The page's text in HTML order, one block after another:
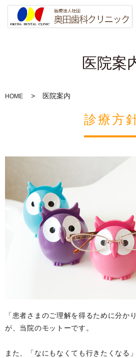
医院案
HOME 医院案内
診療方
「患者さまのご理解を得るために分か
が、当院のモットーです。
また、「なにもなくても行きたくなる